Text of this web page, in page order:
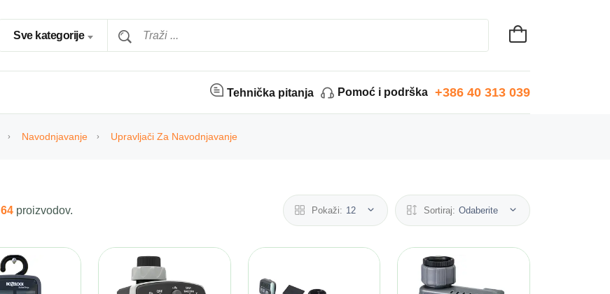
Sve kategorije
Tehnička pitanja Pomoć i podrška +386 40 313 039
Navodnjavanje Upravljači Za Navodnjavanje
64 proizvodov. Pokaži: 12 Sortiraj: Odaberite